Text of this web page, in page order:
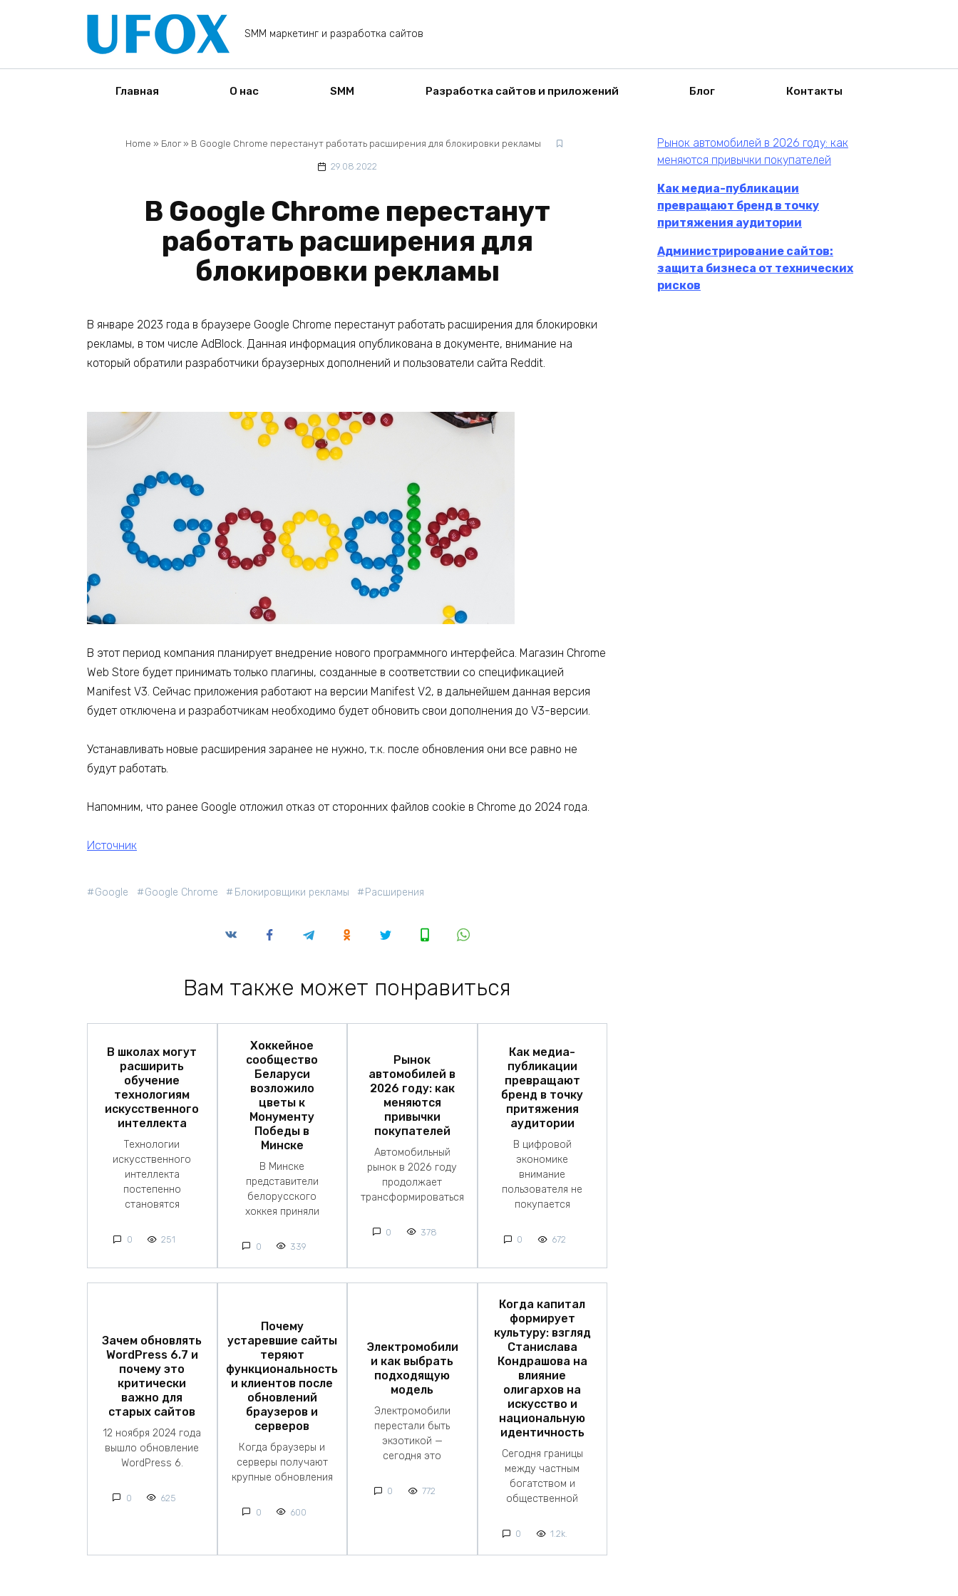
SMM маркетинг и разработка сайтов
Главная О нас SMM Разработка сайтов и приложений Блог Контакты
Home » Блог» В Google Chrome перестанут работать расширения для блокировки рекламы
29.08.2022
В Google Chrome перестанут
работать расширения для
блокировки рекламы
В январе 2023 года в браузере Google Chrome перестанут работать расширения для блокировки
рекламы, в том числе AdBlock. Данная информация опубликована в документе, внимание на
который обратили разработчики браузерных дополнений и пользователи сайта Reddit.
В этот период компания планирует внедрение нового программного интерфейса. Магазин Chrome
Web Store будет принимать только плагины, созданные в соответствии со спецификацией
Manifest V3. Сейчас приложения работают на версии Manifest V2, в дальнейшем данная версия
будет отключена и разработчикам необходимо будет обновить свои дополнения до V3-версии.
Устанавливать новые расширения заранее не нужно, т.к. после обновления они все равно не
будут работать.
Напомним, что ранее Google отложил отказ от сторонних файлов cookie в Chrome до 2024 года.
Источник
Google Google Chrome Блокировщики рекламы Расширения
Вам также может понравиться
В школах могут
расширить
обучение
технологиям
искусственного
интеллекта
Технологии
искусственного
интеллекта
постепенно
становятся
0 251
Хоккейное
сообщество
Беларуси
возложило
цветы к
Монументу
Победы в
Минске
В Минске
представители
белорусского
хоккея приняли
0 339
Рынок
автомобилей в
2026 году: как
меняются
привычки
покупателей
Автомобильный
рынок в 2026 году
продолжает
трансформироваться
0 378
Как медиа-
публикации
превращают
бренд в точку
притяжения
аудитории
В цифровой
экономике
внимание
пользователя не
покупается
0 672
Зачем обновлять
WordPress 6.7 и
почему это
критически
важно для
старых сайтов
12 ноября 2024 года
вышло обновление
WordPress 6.
0 625
Почему
устаревшие сайты
теряют
функциональность
и клиентов после
обновлений
браузеров и
серверов
Когда браузеры и
серверы получают
крупные обновления
0 600
Электромобили
и как выбрать
подходящую
модель
Электромобили
перестали быть
экзотикой —
сегодня это
0 772
Когда капитал
формирует
культуру: взгляд
Станислава
Кондрашова на
влияние
олигархов на
искусство и
национальную
идентичность
Сегодня границы
между частным
богатством и
общественной
0 1.2k.
Рынок автомобилей в 2026 году: как
меняются привычки покупателей
Как медиа-публикации
превращают бренд в точку
притяжения аудитории
Администрирование сайтов:
защита бизнеса от технических
рисков